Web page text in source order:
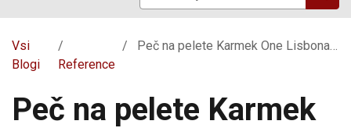
Vsi
Blogi
Reference
Peč na pelete Karmek One Lisbona v beli barvi
Peč na pelete Karmek